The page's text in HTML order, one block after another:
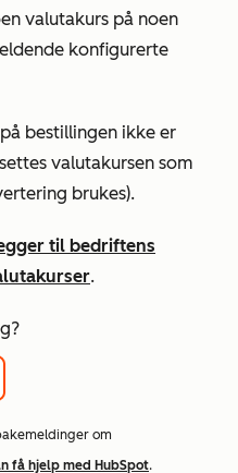
valutakurs på noen
konfigurerte
bestillingen ikke er
valutakursen som
brukes).
til bedriftens
.
om
få hjelp med HubSpot.